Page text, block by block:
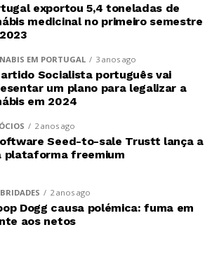
exportou 5,4 toneladas de
medicinal no primeiro semestre
EM PORTUGAL 3 anos ago
Socialista português vai
um plano para legalizar a
em 2024
2 anos ago
Seed-to-sale Trustt lança a
plataforma freemium
2 anos ago
Dogg causa polémica: fuma em
aos netos